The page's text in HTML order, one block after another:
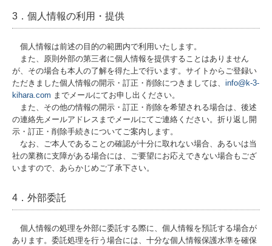
住まいの健康診断
ご依頼の流れ
よくあるご質問
会社案内
お問合せ
個人情報保護について
3．個人情報の利用・提供
個人情報は前述の目的の範囲内で利用いたします。
また、原則外部の第三者に個人情報を提供することはありません
が、その場合も本人の了解を得た上で行います。サイトからご登録い
ただきました個人情報の開示・訂正・削除につきましては、 info@k-3-
kihara.com までメールにてお申し出ください。
また、その他の情報の開示・訂正・削除を希望される場合は、後述
の連絡先メールアドレスまでメールにてご連絡ください。折り返し開
示・訂正・削除手続きについてご案内します。
なお、ご本人であることの確認が十分に取れない場合、あるいは当
社の業務に支障がある場合には、ご要望にお応えできない場合もござ
いますので、あらかじめご了承下さい。
4．外部委託
個人情報の処理を外部に委託する際に、個人情報を預託する場合が
あります。委託処理を行う場合には、十分な個人情報保護水準を確保